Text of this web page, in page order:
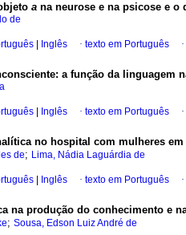
a na neurose e na psicose e o
de
Inglês · texto em Português ·
: a função da linguagem
Inglês · texto em Português ·
no hospital com mulheres em
de; Lima, Nádia Laguárdia de
Inglês · texto em Português ·
na produção do conhecimento e
; Sousa, Edson Luiz André de